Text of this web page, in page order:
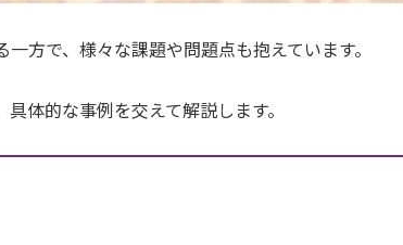
方で、様々な課題や問題点も抱えています。
体的な事例を交えて解説します。